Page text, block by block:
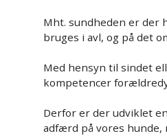
Vision og
Spørgsmål og svar
Islandsk Fårehundeklub på
Handelsbetingelser
Mht. sundheden er der
bruges i avl, og på det
Med hensyn til sindet
kompetencer
Derfor er der udviklet
adfærd på vores hunde,